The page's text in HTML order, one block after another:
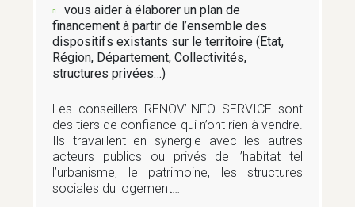
URBANISME
VIE CITOYENNE
VIE SOCIALE
vous aider à élaborer un plan de
financement à partir de l’ensemble des
dispositifs existants sur le territoire (Etat,
Région, Département, Collectivités,
structures privées…)
Les conseillers RENOV’INFO SERVICE sont
des tiers de confiance qui n’ont rien à vendre.
Ils travaillent en synergie avec les autres
acteurs publics ou privés de l’habitat tel
l’urbanisme, le patrimoine, les structures
sociales du logement…